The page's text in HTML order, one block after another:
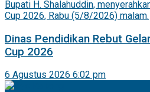
Dinas Pendidikan Rebut
Cup 2026
6 Agustus 2026 6:02 pm